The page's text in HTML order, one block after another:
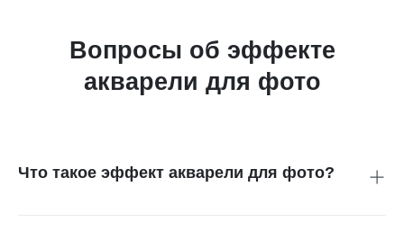
Вопросы об эффекте
акварели для фото
Что такое эффект акварели для фото?